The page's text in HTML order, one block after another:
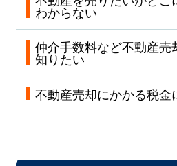
わからない
仲介手数料など不動産売
知りたい
不動産売却にかかる税金